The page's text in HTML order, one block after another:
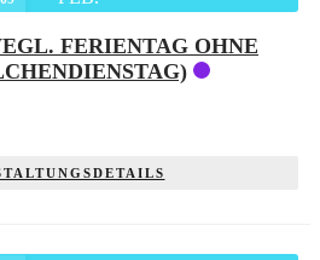
FERIENTAG OHNE